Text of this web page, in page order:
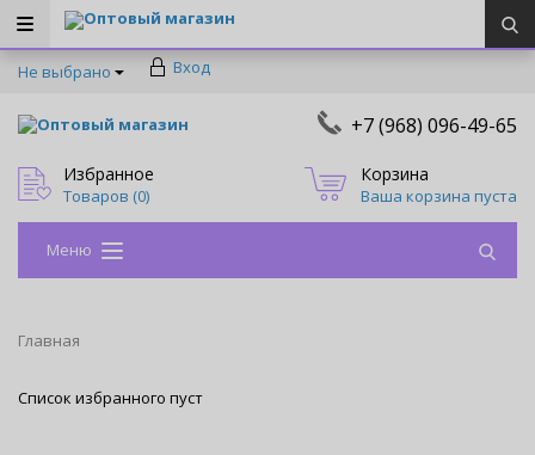
Оптовый магазин
Не выбрано Вход
Оптовый магазин +7 (968) 096-49-65
Избранное
Товаров (0)
Корзина
Ваша корзина пуста
Меню
Главная
Список избранного пуст